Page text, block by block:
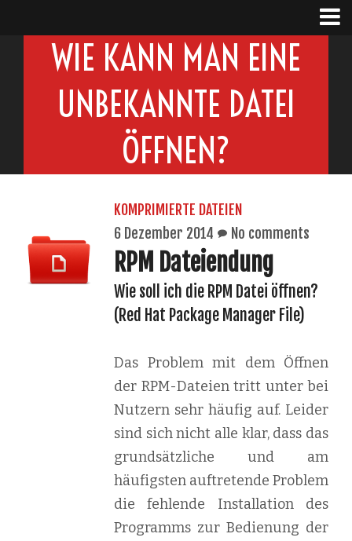
WIE KANN MAN EINE
UNBEKANNTE DATEI
ÖFFNEN?
KOMPRIMIERTE DATEIEN
6 Dezember 2014
No comments
RPM Dateiendung
Wie soll ich die RPM Datei öffnen?
(Red Hat Package Manager File)
Das Problem mit dem Öffnen
der RPM-Dateien tritt unter bei
Nutzern sehr häufig auf. Leider
sind sich nicht alle klar, dass das
grundsätzliche und am
häufigsten auftretende Problem
die fehlende Installation des
Programms zur Bedienung der